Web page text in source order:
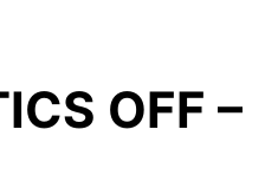
OFF –